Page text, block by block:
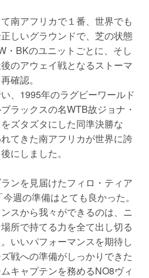
南アフリカで１番、世界でも
しいグラウンドで、芝の状態
・BKのユニットごとに、そし
のアウェイ戦となるストーマ
確認。
、1995年のラグビーワールド
ラックスの名WTB故ジョナ・
ズタズタにした同準決勝な
てきた南アフリカが世界に誇
にしました。
ンを見届けたフィロ・ティア
週の準備はとても良かった。
スから我々ができるのは、ニ
所で持てる力を全て出し切る
いいパフォーマンスを期待し
戦への準備がしっかりできた
キャプテンを務めるNO8ヴィ